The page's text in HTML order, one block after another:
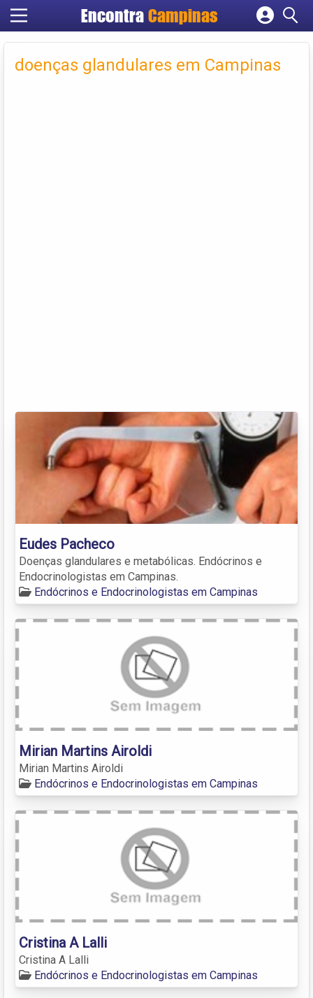
Encontra Campinas
Cadastrar empresa
Criar conta
doenças glandulares em Campinas
Eudes Pacheco
Doenças glandulares e metabólicas. Endócrinos e
Endocrinologistas em Campinas.
Endócrinos e Endocrinologistas em Campinas
Mirian Martins Airoldi
Mirian Martins Airoldi
Endócrinos e Endocrinologistas em Campinas
Cristina A Lalli
Cristina A Lalli
Endócrinos e Endocrinologistas em Campinas